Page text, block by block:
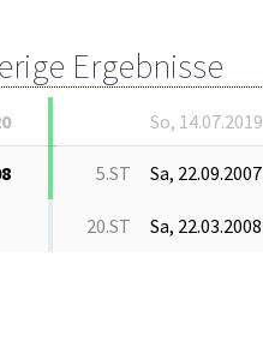
Ergebnisse
So, 14.07.2019
5.ST Sa, 22.09.2007
20.ST Sa, 22.03.2008